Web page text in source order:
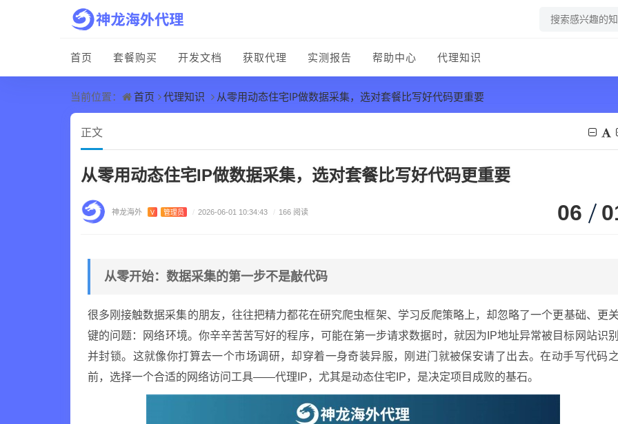
首页 套餐购买 开发文档 获取代理 实测报告 帮助中心 代理知识
当前位置： 首页 代理知识 从零用动态住宅IP做数据采集，选对套餐比写好代码更重要
正文
从零用动态住宅IP做数据采集，选对套餐比写好代码更重要
神龙海外 V 管理员 / 2026-06-01 10:34:43 / 166 阅读 06
从零开始：数据采集的第一步不是敲代码
很多刚接触数据采集的朋友，往往把精力都花在研究爬虫框架、学习反爬策略上，却忽略了一个更基础、更关
键的问题：网络环境。你辛辛苦苦写好的程序，可能在第一步请求数据时，就因为IP地址异常被目标网站识别
并封锁。这就像你打算去一个市场调研，却穿着一身奇装异服，刚进门就被保安请了出去。在动手写代码之
前，选择一个合适的网络访问工具——代理IP，尤其是动态住宅IP，是决定项目成败的基石。